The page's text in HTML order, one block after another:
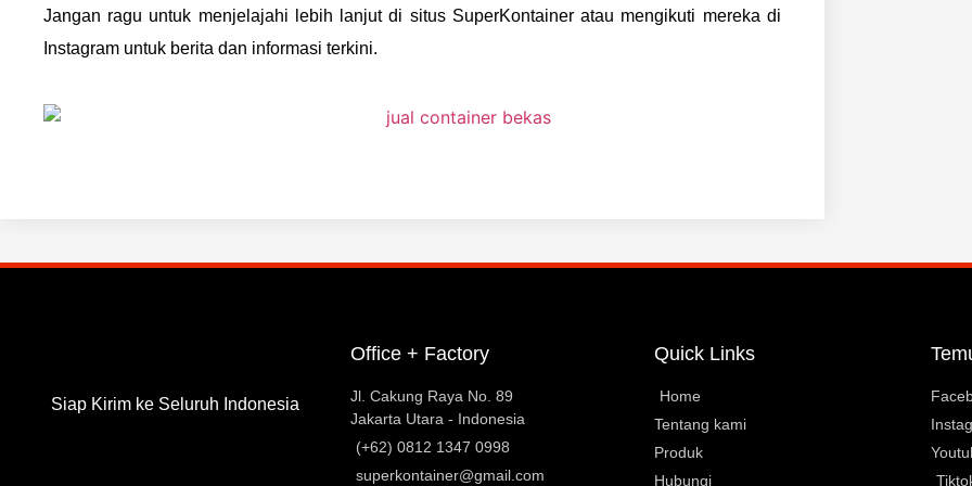
Jangan ragu untuk menjelajahi lebih lanjut di situs SuperKontainer atau mengikuti mereka di
Instagram untuk berita dan informasi terkini.
Siap Kirim ke Seluruh Indonesia
Office + Factory
Jl. Cakung Raya No. 89
Jakarta Utara - Indonesia
(+62) 0812 1347 0998
superkontainer@gmail.com
Quick Links
Home
Tentang kami
Produk
Hubungi